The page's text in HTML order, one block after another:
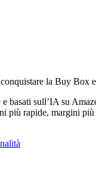
conquistare la Buy Box
basati sull’IA su
più rapide, margini più